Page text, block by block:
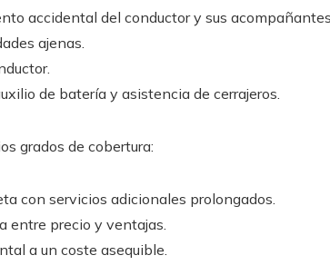
accidental del conductor y sus acompañantes.
ajenas.
de batería y asistencia de cerrajeros.
grados de cobertura:
con servicios adicionales prolongados.
entre precio y ventajas.
a un coste asequible.